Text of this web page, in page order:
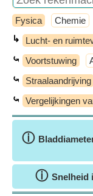
Fysica Chemie
↳ Lucht- en
⤿ Voortstuwing
⤿ Straalaandrijving
⤿ Vergelijkingen
ⓘ
ⓘ Snelheid